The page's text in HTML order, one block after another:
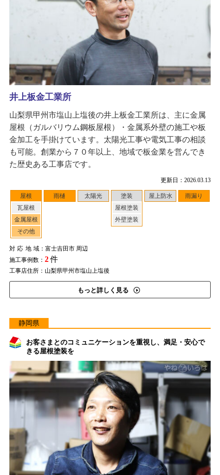
更新日：2026.03.13
屋根
瓦屋根
金属屋根
その他
雨樋 太陽光
塗装
屋根塗装
外壁塗装
屋上防水 雨漏り
対応地域：富士吉田市 周辺
施工事例数： 2件
工事店住所：山梨県甲州市塩山上塩後
もっと詳しく見る
井上板金工業所
山梨県甲州市塩山上塩後の井上板金工業所は、主に金属
屋根（ガルバリウム鋼板屋根）・金属系外壁の施工や板
金加工を手掛けています。太陽光工事や電気工事の相談
も可能。創業から７０年以上、地域で板金業を営んでき
た歴史ある工事店です。
静岡県
お客さまとのコミュニケーションを重視し、満足・安心で
きる屋根塗装を